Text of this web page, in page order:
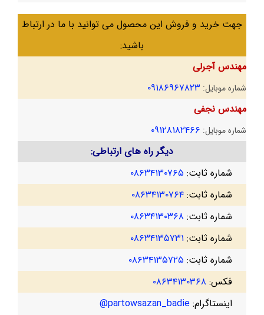
جهت خرید و فروش این محصول می توانید با ما در ارتباط
باشید:
مهندس آجرلی
شماره موبایل: ۰۹۱۸۶۹۶۷۸۲۳
مهندس نجفی
شماره موبایل: ۰۹۱۲۸۱۸۲۴۶۶
دیگر راه های ارتباطی:
شماره ثابت: ۰۸۶۳۴۱۳۰۷۶۵
شماره ثابت: ۰۸۶۳۴۱۳۰۷۶۴
شماره ثابت: ۰۸۶۳۴۱۳۰۳۶۸
شماره ثابت: ۰۸۶۳۴۱۳۵۷۳۱
شماره ثابت: ۰۸۶۳۴۱۳۵۷۲۵
فکس: ۰۸۶۳۴۱۳۰۳۶۸
اینستاگرام: partowsazan_badie@